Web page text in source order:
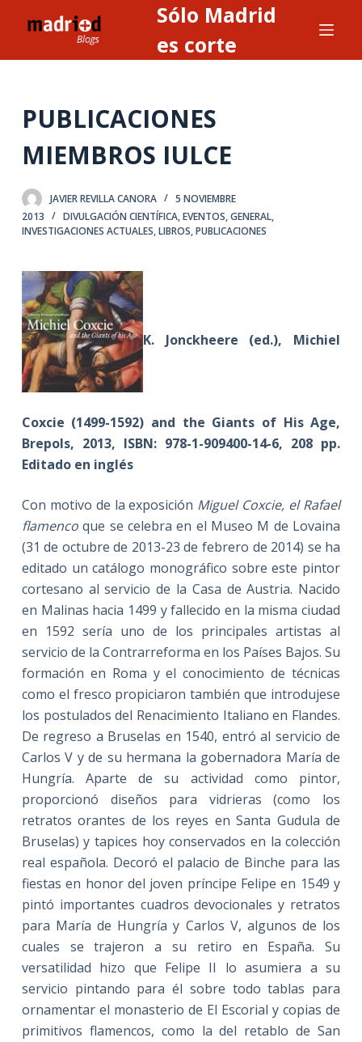
l
o
n
e
n
d
o
Sólo Madrid
es corte
PUBLICACIONES
MIEMBROS IULCE
JAVIER REVILLA CANORA
5 NOVIEMBRE
2013
DIVULGACIÓN CIENTÍFICA,EVENTOS,GENERAL,
INVESTIGACIONES ACTUALES,LIBROS,PUBLICACIONES
K. Jonckheere (ed.), Michiel
Coxcie (1499-1592) and the Giants of His Age,
Brepols, 2013, ISBN: 978-1-909400-14-6, 208 pp.
Editado en inglés
Con motivo de la exposición Miguel Coxcie, el Rafael
flamencoque se celebra en el Museo M de Lovaina
(31 de octubre de 2013-23 de febrero de 2014) se ha
editado un catálogo monográfico sobre este pintor
cortesano al servicio de la Casa de Austria. Nacido
en Malinas hacia 1499 y fallecido en la misma ciudad
en 1592 sería uno de los principales artistas al
servicio de la Contrarreforma en los Países Bajos. Su
formación en Roma y el conocimiento de técnicas
como el fresco propiciaron también que introdujese
los postulados del Renacimiento Italiano en Flandes.
De regreso a Bruselas en 1540, entró al servicio de
Carlos V y de su hermana la gobernadora María de
Hungría. Aparte de su actividad como pintor,
proporcionó diseños para vidrieras (como los
retratos orantes de los reyes en Santa Gudula de
Bruselas) y tapices hoy conservados en la colección
real española. Decoró el palacio de Binche para las
fiestas en honor del joven príncipe Felipe en 1549 y
pintó importantes cuadros devocionales y retratos
para María de Hungría y Carlos V, algunos de los
cuales se trajeron a su retiro en España. Su
versatilidad hizo que Felipe II lo asumiera a su
servicio pintando para él sobre todo tablas para
ornamentar el monasterio de El Escorial y copias de
primitivos flamencos, como la del retablo de San